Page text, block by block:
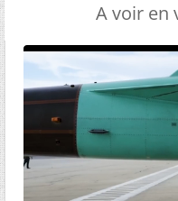
A voir en